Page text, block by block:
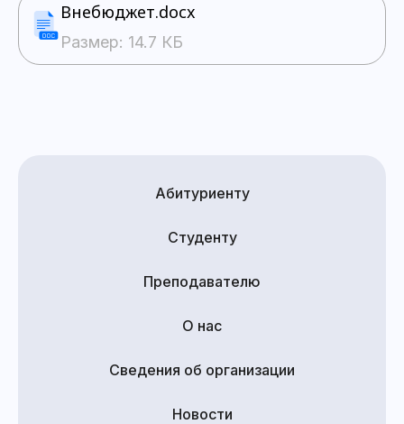
Внебюджет.docx
Размер: 14.7 КБ
Абитуриенту
Студенту
Преподавателю
О нас
Сведения об организации
Новости